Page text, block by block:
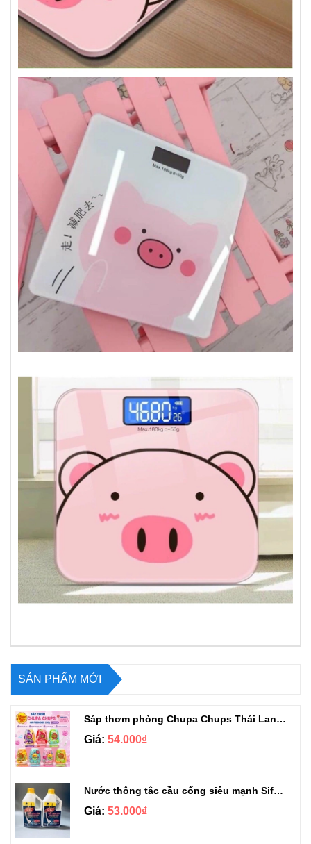
SẢN PHẨM MỚI
Sáp thơm phòng Chupa Chups Thái Lan 230g
Giá: 54.000₫
Nước thông tắc cầu cống siêu mạnh Sifa 1.4kg
Giá: 53.000₫